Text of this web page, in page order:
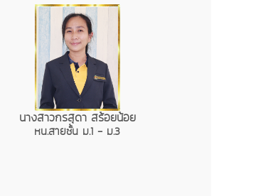
นางสาวกรสุดา สร้อยน้อย
หน.สายชั้น ม.1 - ม.3